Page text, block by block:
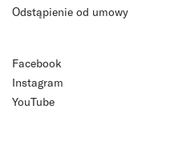
Odstąpienie od umowy
Facebook
Instagram
YouTube